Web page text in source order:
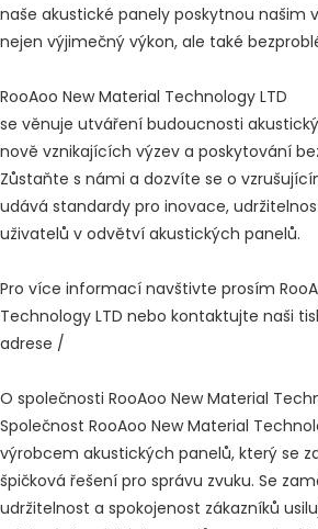
naše akustické panely poskytnou našim
nejen výjimečný výkon, ale také
RooAoo New Material Technology LTD
se věnuje utváření budoucnosti
nově vznikajících výzev a poskytování
Zůstaňte s námi a dozvíte se o
udává standardy pro inovace,
uživatelů v odvětví akustických panelů.
Pro více informací navštivte prosím
Technology LTD nebo kontaktujte naši
adrese /
O společnosti RooAoo New Material
Společnost RooAoo New Material
výrobcem akustických panelů, který se
špičková řešení pro správu zvuku. Se
udržitelnost a spokojenost zákazníků